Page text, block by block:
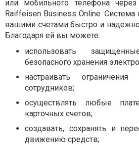
или мобильного телефона
Raiffeisen Business Online. Система
вашими счетами быстро и
Благодаря ей вы можете:
использовать
безопасного хранения
настраивать
сотрудников;
осуществлять любые
карточных счетов;
создавать, сохранять и
движению средств;